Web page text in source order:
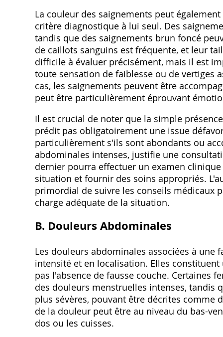
La couleur des saignements peut
critère diagnostique à lui seul. Des
tandis que des saignements brun foncé
de caillots sanguins est fréquente, et leur
difficile à évaluer précisément, mais il est
toute sensation de faiblesse ou de vertiges
cas, les saignements peuvent être
peut être particulièrement éprouvant
Il est crucial de noter que la simple
prédit pas obligatoirement une issue
particulièrement s'ils sont abondants ou
abdominales intenses, justifie une
dernier pourra effectuer un examen
situation et fournir des soins appropriés.
primordial de suivre les conseils médicaux
charge adéquate de la situation.
B. Douleurs Abdominales
Les douleurs abdominales associées à une
intensité et en localisation. Elles
pas l'absence de fausse couche. Certaines
des douleurs menstruelles intenses, tandis
plus sévères, pouvant être décrites comme
de la douleur peut être au niveau du bas-
dos ou les cuisses.